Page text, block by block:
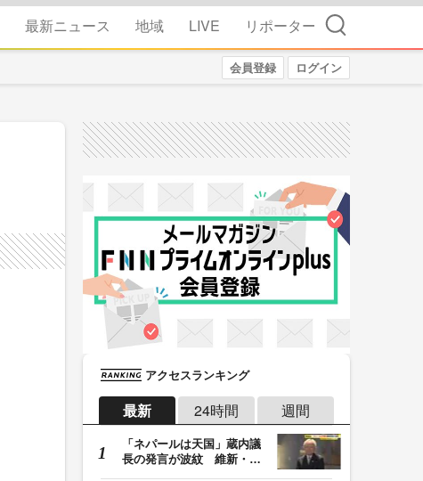
最新ニュース 地域 LIVE リポーター 検索
会員登録 ログイン
アクセスランキング
最新 24時間 週間
「ネパールは天国」蔵内議
長の発言が波紋 維新・吉